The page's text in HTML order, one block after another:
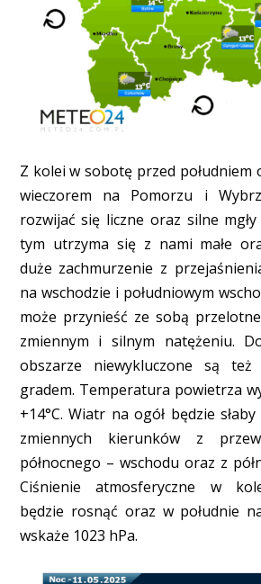
Z kolei w sobotę przed południem
wieczorem na Pomorzu i
rozwijać się liczne oraz silne
tym utrzyma się z nami małe
duże zachmurzenie z
na wschodzie i południowym
może przynieść ze sobą
zmiennym i silnym natężeniu.
obszarze niewykluczone są
gradem. Temperatura powietrza
+14°C. Wiatr na ogół będzie
zmiennych kierunków z
północnego – wschodu oraz z
Ciśnienie atmosferyczne w
będzie rosnąć oraz w południe
wskaże 1023 hPa.